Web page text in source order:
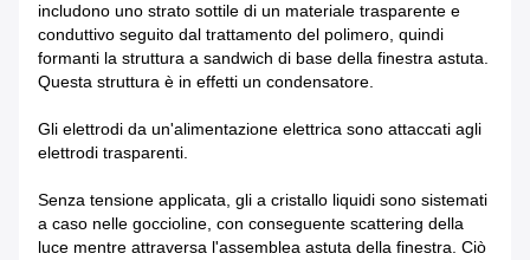
includono uno strato sottile di un materiale trasparente e
conduttivo seguito dal trattamento del polimero, quindi
formanti la struttura a sandwich di base della finestra astuta.
Questa struttura è in effetti un condensatore.
Gli elettrodi da un'alimentazione elettrica sono attaccati agli
elettrodi trasparenti.
Senza tensione applicata, gli a cristallo liquidi sono sistemati
a caso nelle goccioline, con conseguente scattering della
luce mentre attraversa l'assemblea astuta della finestra. Ciò